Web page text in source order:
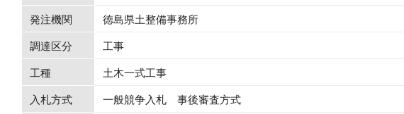
発注機関
徳島県土整備事務所
調達区分
工事
工種
土木一式工事
入札方式
一般競争入札 事後審査方式